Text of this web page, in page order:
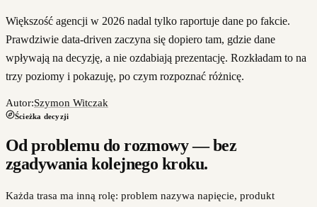
Większość agencji w 2026 nadal tylko raportuje dane po fakcie.
Prawdziwie data-driven zaczyna się dopiero tam, gdzie dane
wpływają na decyzję, a nie ozdabiają prezentację. Rozkładam to na
trzy poziomy i pokazuję, po czym rozpoznać różnicę.
Autor:Szymon Witczak
Ścieżka decyzji
Od problemu do rozmowy — bez
zgadywania kolejnego kroku.
Każda trasa ma inną rolę: problem nazywa napięcie, produkt